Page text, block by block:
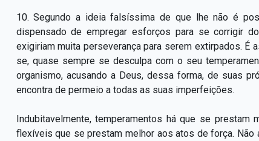
10. Segundo a ideia falsíssima de que lhe não é
dispensado de empregar esforços para se corrigir
exigiriam muita perseverança para serem extirpados. É
se, quase sempre se desculpa com o seu
organismo, acusando a Deus, dessa forma, de suas
encontra de permeio a todas as suas imperfeições.
Indubitavelmente, temperamentos há que se
flexíveis que se prestam melhor aos atos de força.